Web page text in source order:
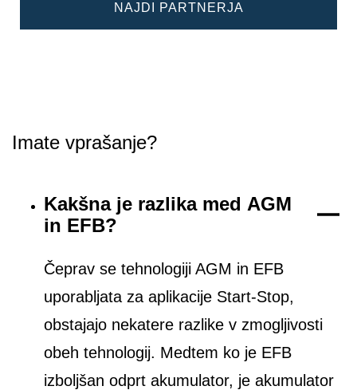
NAJDI PARTNERJA
Imate vprašanje?
Kakšna je razlika med AGM
in EFB?
Čeprav se tehnologiji AGM in EFB
uporabljata za aplikacije Start-Stop,
obstajajo nekatere razlike v zmogljivosti
obeh tehnologij. Medtem ko je EFB
izboljšan odprt akumulator, je akumulator